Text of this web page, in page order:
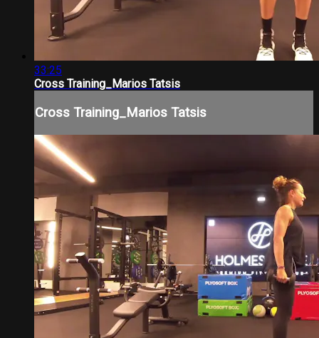
33:25
Cross Training_Marios Tatsis
Cross Training_Marios Tatsis